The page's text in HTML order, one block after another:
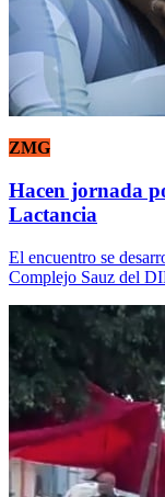
ZMG
Hacen jornada
Lactancia
El encuentro se
Complejo Sauz del